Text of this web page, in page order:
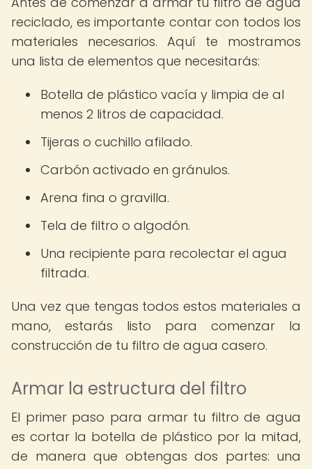
reciclado, es importante contar con todos los
materiales necesarios. Aquí te mostramos
una lista de elementos que necesitarás:
Botella de plástico vacía y limpia de al
menos 2 litros de capacidad.
Tijeras o cuchillo afilado.
Carbón activado en gránulos.
Arena fina o gravilla.
Tela de filtro o algodón.
Una recipiente para recolectar el agua
filtrada.
Una vez que tengas todos estos materiales a
mano, estarás listo para comenzar la
construcción de tu filtro de agua casero.
Armar la estructura del filtro
El primer paso para armar tu filtro de agua
es cortar la botella de plástico por la mitad,
de manera que obtengas dos partes: una